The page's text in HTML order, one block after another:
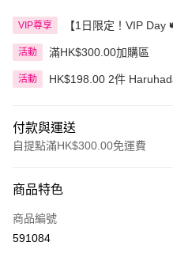
VIP尊享 【1日限定！VIP Day
活動 滿HK$300.00加購區
活動 HK$198.00 2件
付款與運送
自提點滿HK$300.00免運費
信用卡
Apple Pay
商品特色
商品編號
591084